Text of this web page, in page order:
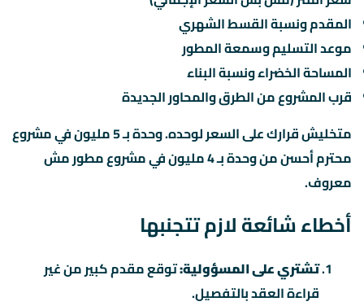
المقدم ونسبة القسط الشهري
موعد التسليم وسمعة المطور
المساحة الخضراء ونسبة البناء
قرب المشروع من الطرق والمحاور الجديدة
متخليش قرارك على السعر لوحده. وحدة بـ 5 مليون في مشروع
محترم أحسن من وحدة بـ 4 مليون في مشروع مطور مش
معروف.
أخطاء شائعة لازم تتجنبها
تشتري على المسؤولية:توقع مقدم كبير من غير
قراءة العقد بالتفصيل.